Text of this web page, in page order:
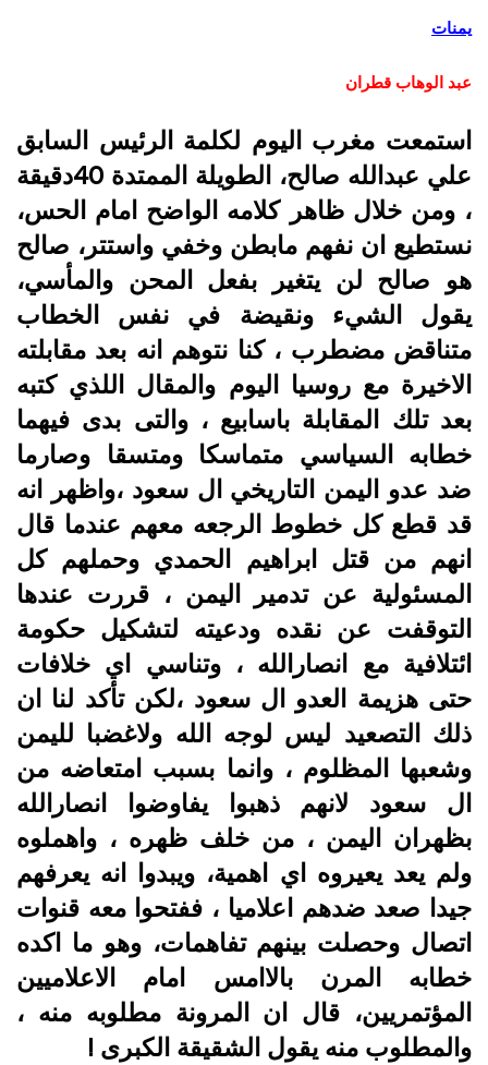
يمنات
عبد الوهاب قطران
استمعت مغرب اليوم لكلمة الرئيس السابق
علي عبدالله صالح، الطويلة الممتدة 40دقيقة
، ومن خلال ظاهر كلامه الواضح امام الحس،
نستطيع ان نفهم مابطن وخفي واستتر، صالح
هو صالح لن يتغير بفعل المحن والمأسي،
يقول الشيء ونقيضة في نفس الخطاب
متناقض مضطرب ، كنا نتوهم انه بعد مقابلته
الاخيرة مع روسيا اليوم والمقال اللذي كتبه
بعد تلك المقابلة باسابيع ، والتى بدى فيهما
خطابه السياسي متماسكا ومتسقا وصارما
ضد عدو اليمن التاريخي ال سعود ،واظهر انه
قد قطع كل خطوط الرجعه معهم عندما قال
انهم من قتل ابراهيم الحمدي وحملهم كل
المسئولية عن تدمير اليمن ، قررت عندها
التوقفت عن نقده ودعيته لتشكيل حكومة
ائتلافية مع انصارالله ، وتناسي اي خلافات
حتى هزيمة العدو ال سعود ،لكن تأكد لنا ان
ذلك التصعيد ليس لوجه الله ولاغضبا لليمن
وشعبها المظلوم ، وانما بسبب امتعاضه من
ال سعود لانهم ذهبوا يفاوضوا انصارالله
بظهران اليمن ، من خلف ظهره ، واهملوه
ولم يعد يعيروه اي اهمية، ويبدوا انه يعرفهم
جيدا صعد ضدهم اعلاميا ، ففتحوا معه قنوات
اتصال وحصلت بينهم تفاهمات، وهو ما اكده
خطابه المرن باﻻامس امام الاعلاميين
المؤتمريين، قال ان المرونة مطلوبه منه ،
والمطلوب منه يقول الشقيقة الكبرى !